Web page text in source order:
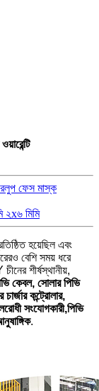
ফেস মাস্ক
২x৬ মিমি
হয়েছিল এবং
বেশি সময় ধরে
শীর্ষস্থানীয়,
কেবল, সোলার পিভি
কন্ট্রোলার,
সংযোগকারী,পিভি
.